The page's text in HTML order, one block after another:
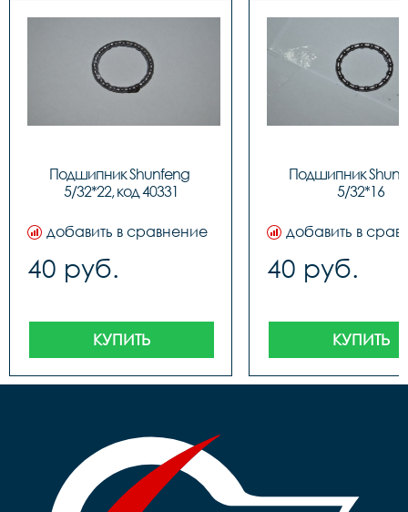
Подшипник Shunfeng
5/32*22, код 40331
добавить в сравнение
40 руб.
КУПИТЬ
Подшипник
5/32*16
добавить в
40 руб.
КУПИТЬ